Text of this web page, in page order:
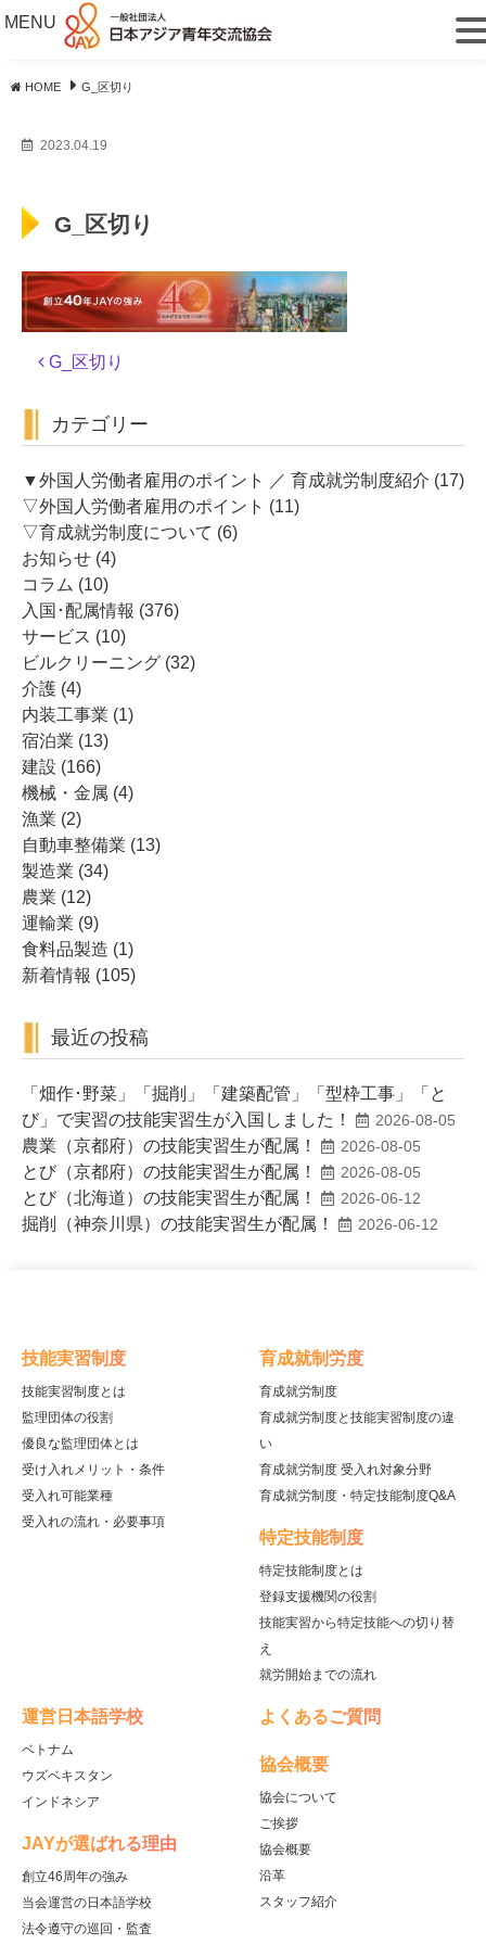
HOME G_区切り
2023.04.19
G_区切り
投
ナ
ビ
ー
シ
ョ
ン
G_区切り
カテゴリー
▼外国人労働者雇用のポイント ／ 育成就労制度紹介 (17)
▽外国人労働者雇用のポイント (11)
▽育成就労制度について (6)
お知らせ (4)
コラム (10)
入国･配属情報 (376)
サービス (10)
ビルクリーニング (32)
介護 (4)
内装工事業 (1)
宿泊業 (13)
建設 (166)
機械・金属 (4)
漁業 (2)
自動車整備業 (13)
製造業 (34)
農業 (12)
運輸業 (9)
食料品製造 (1)
新着情報 (105)
最近の投稿
「畑作･野菜」「掘削」「建築配管」「型枠工事」「と
び」で実習の技能実習生が入国しました！
2026-08-05
農業（京都府）の技能実習生が配属！ 2026-08-05
とび（京都府）の技能実習生が配属！ 2026-08-05
とび（北海道）の技能実習生が配属！ 2026-06-12
掘削（神奈川県）の技能実習生が配属！ 2026-06-12
技能実習制度
技能実習制度とは
監理団体の役割
優良な監理団体とは
受け入れメリット・条件
受入れ可能業種
受入れの流れ・必要事項
育成就制労度
育成就労制度
育成就労制度と技能実習制度の違
い
育成就労制度 受入れ対象分野
育成就労制度・特定技能制度Q&A
特定技能制度
特定技能制度とは
登録支援機関の役割
技能実習から特定技能への切り替
え
就労開始までの流れ
運営日本語学校
ベトナム
ウズベキスタン
インドネシア
JAYが選ばれる理由
創立46周年の強み
当会運営の日本語学校
法令遵守の巡回・監査
よくあるご質問
協会概要
協会について
ご挨拶
協会概要
沿革
スタッフ紹介
MENU